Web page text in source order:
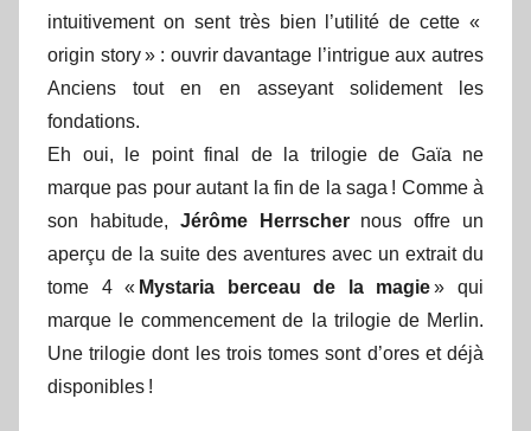
intuitivement on sent très bien l’utilité de cette «
origin story » : ouvrir davantage l’intrigue aux autres
Anciens tout en en asseyant solidement les
fondations.
Eh oui, le point final de la trilogie de Gaïa ne
marque pas pour autant la fin de la saga ! Comme à
son habitude, Jérôme Herrschernous offre un
aperçu de la suite des aventures avec un extrait du
tome 4 « Mystaria berceau de la magie» qui
marque le commencement de la trilogie de Merlin.
Une trilogie dont les trois tomes sont d’ores et déjà
disponibles !